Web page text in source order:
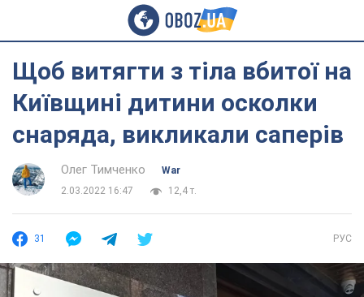
Щоб витягти з тіла вбитої на
Київщині дитини осколки
снаряда, викликали саперів
Олег Тимченко
War
2.03.2022 16:47
12,4 т.
31 РУС